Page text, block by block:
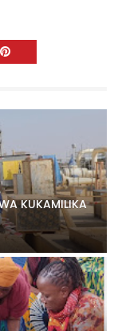
KUKAMILIKA